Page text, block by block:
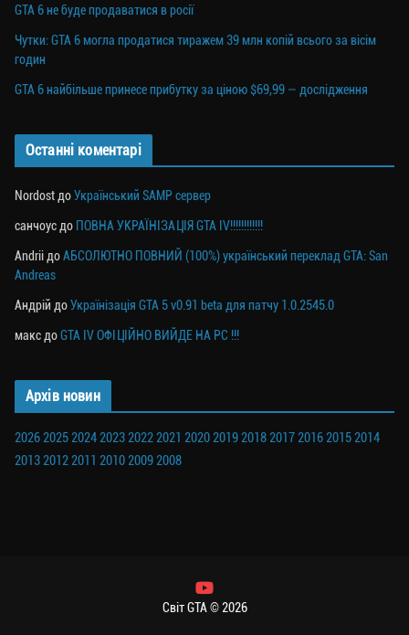
GTA 6 не буде продаватися в росії
Чутки: GTA 6 могла продатися тиражем 39 млн копій всього за вісім
годин
GTA 6 найбільше принесе прибутку за ціною $69,99 — дослідження
Останні коментарі
NordostдоУкраїнський SAMP сервер
санчоусдо ПОВНА УКРАЇНІЗАЦІЯ GTA IV!!!!!!!!!!!!
AndriiдоАБСОЛЮТНО ПОВНИЙ (100%) український переклад GTA: San
Andreas
Андрій доУкраїнізація GTA 5 v0.91 beta для патчу 1.0.2545.0
максдоGTA IV ОФІЦІЙНО ВИЙДЕ НА PC !!!
Архів новин
202620252024202320222021 2020201920182017201620152014
201320122011 201020092008
Світ GTA © 2026